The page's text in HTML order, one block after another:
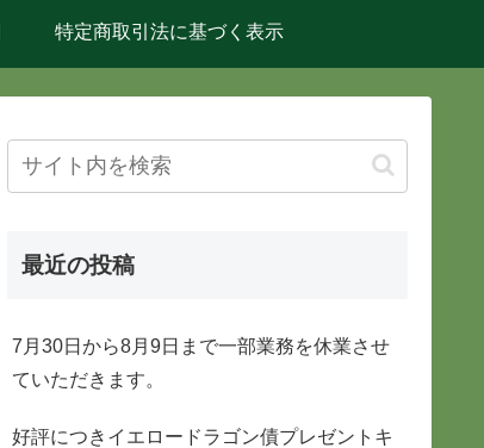
特定商取引法に基づく表示
最近の投稿
7月30日から8月9日まで一部業務を休業させ
ていただきます。
好評につきイエロードラゴン債プレゼントキ